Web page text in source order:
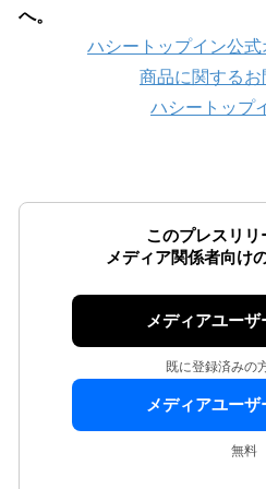
へ。
ハシートップイン公
商品に関する
ハシートップ
このプレスリリ
メディア関係者向け
メディアユー
既に登録済みの
メディアユー
無料